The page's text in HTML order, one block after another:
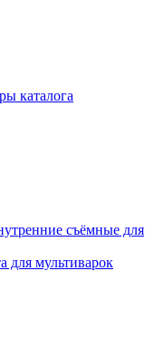
каталога
съёмные для
для мультиварок